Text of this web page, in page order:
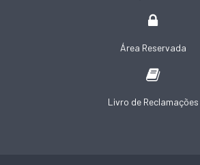
Área Reservada
Livro de Reclamações